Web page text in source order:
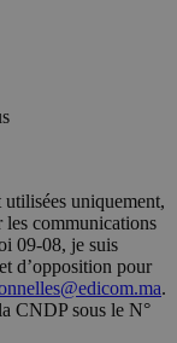
uniquement,
les communications
09-08, je suis
d’opposition pour
.
CNDP sous le N°